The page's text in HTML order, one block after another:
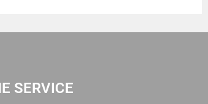
SERVICE